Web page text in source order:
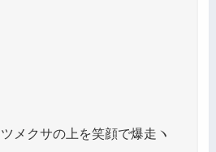
メクサの上を笑顔で爆走ヽ